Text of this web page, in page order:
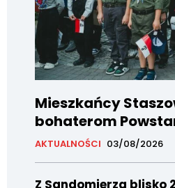
Mieszkańcy
bohaterom
AKTUALNOŚCI 03/08/2026